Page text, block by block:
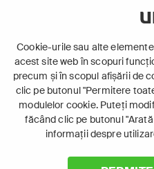
Cookie-urile sau alte
acest site web în scopuri
precum și în scopul afișării de
clic pe butonul "Permitere
modulelor cookie. Puteți
făcând clic pe butonul
informații despre
Cerințe